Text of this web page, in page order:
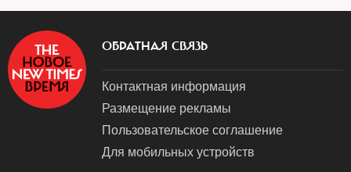
ОБРАТНАЯ СВЯЗЬ
Контактная информация
Размещение рекламы
Пользовательское соглашение
Для мобильных устройств